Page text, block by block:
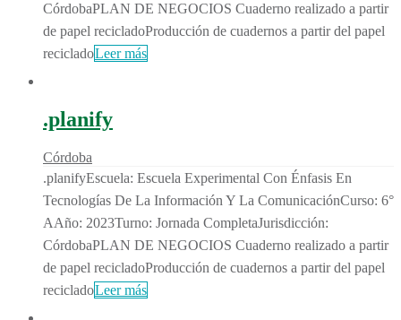
CórdobaPLAN DE NEGOCIOS Cuaderno realizado a partir
de papel recicladoProducción de cuadernos a partir del papel
recicladoLeer más
.planify
Córdoba
.planifyEscuela: Escuela Experimental Con Énfasis En
Tecnologías De La Información Y La ComunicaciónCurso: 6°
AAño: 2023Turno: Jornada CompletaJurisdicción:
CórdobaPLAN DE NEGOCIOS Cuaderno realizado a partir
de papel recicladoProducción de cuadernos a partir del papel
recicladoLeer más